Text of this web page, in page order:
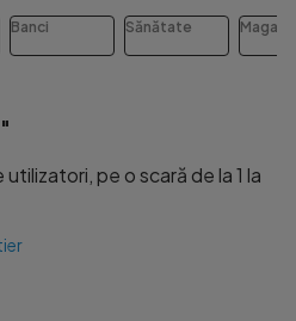
Banci Sănătate
pe o scară de la 1 la